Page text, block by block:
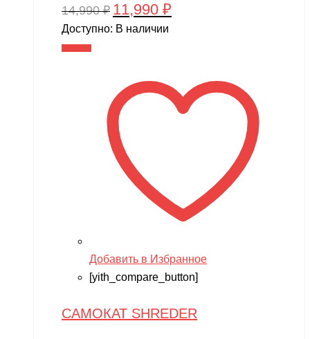
14,990₽ Первоначальная
цена
11,990 ₽
Доступно: В наличии
Добавить в Избранное
[yith_compare_button]
САМОКАТ SHREDER